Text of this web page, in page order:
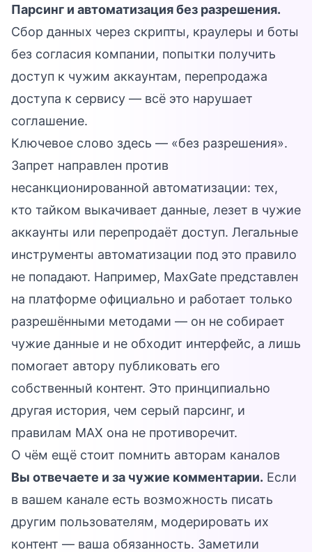
Парсинг и автоматизация без разрешения.
Сбор данных через скрипты, краулеры и боты
без согласия компании, попытки получить
доступ к чужим аккаунтам, перепродажа
доступа к сервису — всё это нарушает
соглашение.
Ключевое слово здесь — «без разрешения».
Запрет направлен против
несанкционированной автоматизации: тех,
кто тайком выкачивает данные, лезет в чужие
аккаунты или перепродаёт доступ. Легальные
инструменты автоматизации под это правило
не попадают. Например, MaxGate представлен
на платформе официально и работает только
разрешёнными методами — он не собирает
чужие данные и не обходит интерфейс, а лишь
помогает автору публиковать его
собственный контент. Это принципиально
другая история, чем серый парсинг, и
правилам MAX она не противоречит.
О чём ещё стоит помнить авторам каналов
Вы отвечаете и за чужие комментарии. Если
в вашем канале есть возможность писать
другим пользователям, модерировать их
контент — ваша обязанность. Заметили